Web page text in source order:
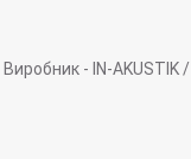
Виробник - IN-AKUSTIK /